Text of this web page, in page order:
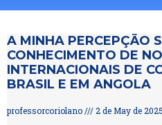
A MINHA PERCEPÇÃO
CONHECIMENTO DE
INTERNACIONAIS DE
BRASIL E EM ANGOLA
professorcoriolano
2 de May de 2025